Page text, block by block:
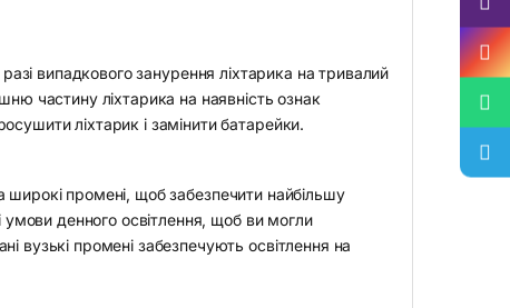
випадкового занурення ліхтарика на тривалий
частину ліхтарика на наявність ознак
ліхтарик і замінити батарейки.
широкі промені, щоб забезпечити найбільшу
умови денного освітлення, щоб ви могли
вузькі промені забезпечують освітлення на